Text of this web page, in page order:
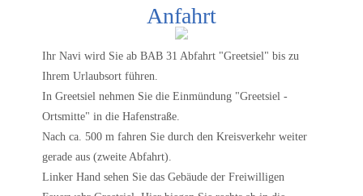
Anfahrt
Ihr Navi wird Sie ab BAB 31 Abfahrt "Greetsiel" bis zu
Ihrem Urlaubsort führen.
In Greetsiel nehmen Sie die Einmündung "Greetsiel -
Ortsmitte" in die Hafenstraße.
Nach ca. 500 m fahren Sie durch den Kreisverkehr weiter
gerade aus (zweite Abfahrt).
Linker Hand sehen Sie das Gebäude der Freiwilligen